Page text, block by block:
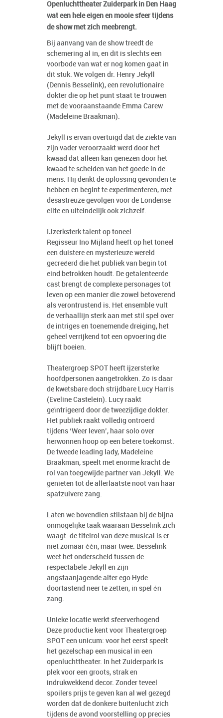
Openluchttheater Zuiderpark in Den Haag
wat een hele eigen en mooie sfeer tijdens
de show met zich meebrengt.
Bij aanvang van de show treedt de
schemering al in, en dit is slechts een
voorbode van wat er nog komen gaat in
dit stuk. We volgen dr. Henry Jekyll
(Dennis Besselink), een revolutionaire
dokter die op het punt staat te trouwen
met de vooraanstaande Emma Carew
(Madeleine Braakman).
Jekyll is ervan overtuigd dat de ziekte van
zijn vader veroorzaakt werd door het
kwaad dat alleen kan genezen door het
kwaad te scheiden van het goede in de
mens. Hij denkt de oplossing gevonden te
hebben en begint te experimenteren, met
desastreuze gevolgen voor de Londense
elite en uiteindelijk ook zichzelf.
IJzerksterk talent op toneel
Regisseur Ino Mijland heeft op het toneel
een duistere en mysterieuze wereld
gecreëerd die het publiek van begin tot
eind betrokken houdt. De getalenteerde
cast brengt de complexe personages tot
leven op een manier die zowel betoverend
als verontrustend is. Het ensemble vult
de verhaallijn sterk aan met stil spel over
de intriges en toenemende dreiging, het
geheel verrijkend tot een opvoering die
blijft boeien.
Theatergroep SPOT heeft ijzersterke
hoofdpersonen aangetrokken. Zo is daar
de kwetsbare doch strijdbare Lucy Harris
(Eveline Castelein). Lucy raakt
geïntrigeerd door de tweezijdige dokter.
Het publiek raakt volledig ontroerd
tijdens ‘Weer leven’, haar solo over
herwonnen hoop op een betere toekomst.
De tweede leading lady, Madeleine
Braakman, speelt met enorme kracht de
rol van toegewijde partner van Jekyll. We
genieten tot de allerlaatste noot van haar
spatzuivere zang.
Laten we bovendien stilstaan bij de bijna
onmogelijke taak waaraan Besselink zich
waagt: de titelrol van deze musical is er
niet zomaar één, maar twee. Besselink
weet het onderscheid tussen de
respectabele Jekyll en zijn
angstaanjagende alter ego Hyde
doortastend neer te zetten, in spel én
zang.
Unieke locatie werkt sfeerverhogend
Deze productie kent voor Theatergroep
SPOT een unicum: voor het eerst speelt
het gezelschap een musical in een
openluchttheater. In het Zuiderpark is
plek voor een groots, strak en
indrukwekkend decor. Zonder teveel
spoilers prijs te geven kan al wel gezegd
worden dat de donkere buitenlucht zich
tijdens de avond voorstelling op precies